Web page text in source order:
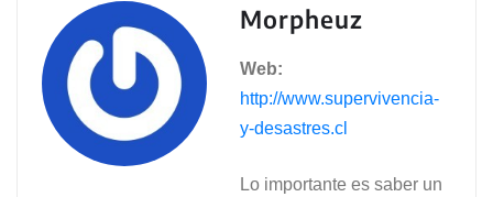
Morpheuz
Web:
http://www.supervivencia-
y-desastres.cl
Lo importante es saber un